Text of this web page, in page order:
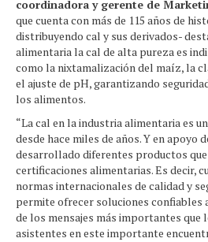
coordinadora y gerente de
que cuenta con más de 115 años de
distribuyendo cal y sus derivados-
alimentaria la cal de alta pureza es
como la nixtamalización del maíz, la
el ajuste de pH, garantizando
los alimentos.
“La cal en la industria alimentaria es
desde hace miles de años. Y en apoyo
desarrollado diferentes productos
certificaciones alimentarias. Es decir,
normas internacionales de calidad y
permite ofrecer soluciones confiables
de los mensajes más importantes que
asistentes en este importante